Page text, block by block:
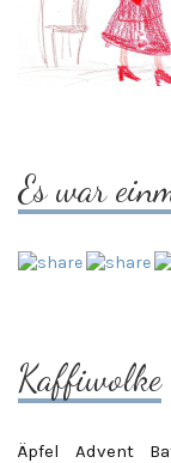
Es war
Kaffiwolke
Äpfel Advent